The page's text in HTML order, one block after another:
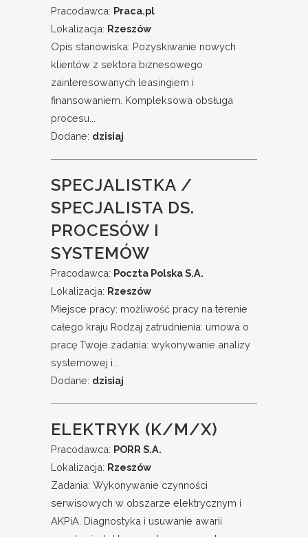
Pracodawca: Praca.pl
Lokalizacja: Rzeszów
Opis stanowiska: Pozyskiwanie nowych
klientów z sektora biznesowego
zainteresowanych leasingiem i
finansowaniem. Kompleksowa obsługa
procesu...
Dodane: dzisiaj
SPECJALISTKA /
SPECJALISTA DS.
PROCESÓW I
SYSTEMÓW
Pracodawca: Poczta Polska S.A.
Lokalizacja: Rzeszów
Miejsce pracy: możliwość pracy na terenie
całego kraju Rodzaj zatrudnienia: umowa o
pracę Twoje zadania: wykonywanie analizy
systemowej i...
Dodane: dzisiaj
ELEKTRYK (K/M/X)
Pracodawca: PORR S.A.
Lokalizacja: Rzeszów
Zadania: Wykonywanie czynności
serwisowych w obszarze elektrycznym i
AKPiA. Diagnostyka i usuwanie awarii